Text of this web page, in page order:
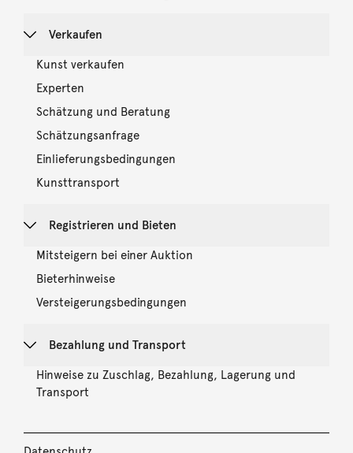
Verkaufen
Kunst verkaufen
Experten
Schätzung und Beratung
Schätzungsanfrage
Einlieferungsbedingungen
Kunsttransport
Registrieren und Bieten
Mitsteigern bei einer Auktion
Bieterhinweise
Versteigerungsbedingungen
Bezahlung und Transport
Hinweise zu Zuschlag, Bezahlung, Lagerung und
Transport